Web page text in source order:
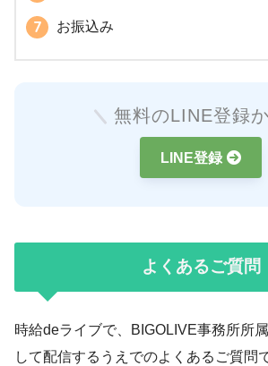
お振込み
無料のLINE登録
LINE登録
よくあるご質問
時給deライブで、BIGOLIVE事務所所
して配信するうえでのよくあるご質問